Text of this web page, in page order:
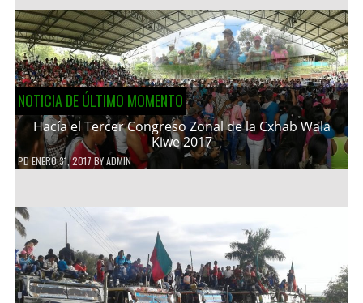
NOTICIA DE ÚLTIMO MOMENTO
Hacía el Tercer Congreso Zonal de la Cxhab Wala
Kiwe 2017
PDENERO 31, 2017 BYADMIN